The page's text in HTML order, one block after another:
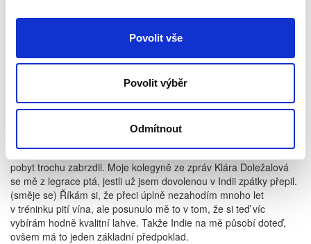
Povolit vše
Povolit výběr
Odmítnout
a o tom, co jsem během své vlastní cesty našel.
Když jste se v rámci ajurvédy očistil, držíte se toho doteď?
Za těch krátkých šestnáct dní jsem poznal, že bez kafe se dá
existovat. Dřív jsem přitom pil až sedm káv denně a dnes mi stačí
jedna malá. Také mě Indie navedla, abych víc přemýšlel
o vegetariánské stravě. Je to nesmírně chutné jídlo, neustále
jsme si tam říkali, jak je možné, že je to bez masa tak dobré?
(směje se) Navíc po bezmasém jídle jsem odpočatý a líp mi to
rád dobré víno. A musím říct, že i v tomto směru mě ajurvédický
pobyt trochu zabrzdil. Moje kolegyně ze zpráv Klára Doležalová
se mě z legrace ptá, jestli už jsem dovolenou v Indii zpátky přepil.
(směje se) Říkám si, že přeci úplně nezahodím mnoho let
v tréninku pití vína, ale posunulo mě to v tom, že si teď víc
vybírám hodně kvalitní lahve. Takže Indie na mě působí doteď,
ovšem má to jeden základní předpoklad.